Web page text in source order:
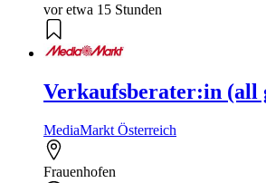
vor etwa 15 Stunden
Verkaufsberater:in (all
MediaMarkt Österreich
Frauenhofen